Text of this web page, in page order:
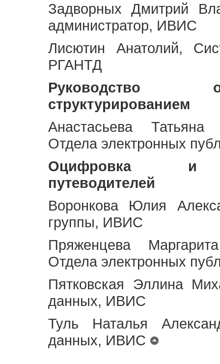
Задворных Дмитрий
администратор, ИВИС
Лисютин Анатолий,
РГАНТД
Руководство
структурированием
Анастасьева Татьяна
Отдела электронных
Оцифровка и
путеводителей
Воронкова Юлия
группы, ИВИС
Пряженцева
Отдела электронных
Пятковская Эллина
данных, ИВИС
Туль Наталья
данных, ИВИС